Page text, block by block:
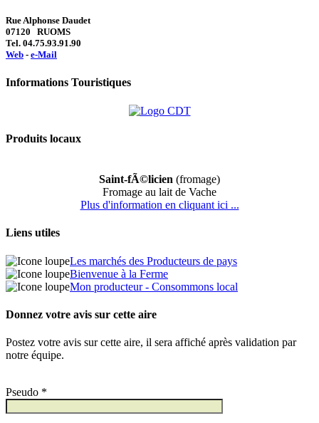
Rue Alphonse Daudet
07120 RUOMS
Tel. 04.75.93.91.90
Web - e-Mail
Informations Touristiques
Produits locaux
Saint-fÃ©licien (fromage)
Fromage au lait de Vache
Plus d'information en cliquant ici ...
Liens utiles
Les marchés des Producteurs de pays
Bienvenue à la Ferme
Mon producteur - Consommons local
Donnez votre avis sur cette aire
Postez votre avis sur cette aire, il sera affiché après validation par
notre équipe.
Pseudo *